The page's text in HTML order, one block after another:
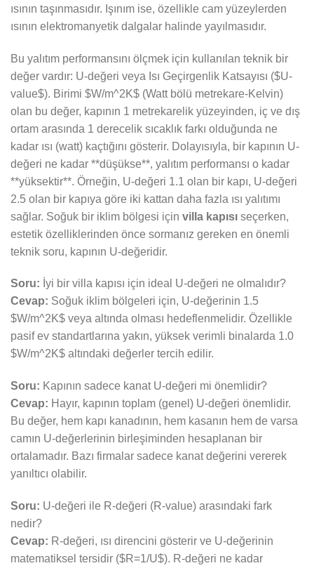
ısının taşınmasıdır. Işınım ise, özellikle cam yüzeylerden
ısının elektromanyetik dalgalar halinde yayılmasıdır.
Bu yalıtım performansını ölçmek için kullanılan teknik bir
değer vardır: U-değeri veya Isı Geçirgenlik Katsayısı ($U-
value$). Birimi $W/m^2K$ (Watt bölü metrekare-Kelvin)
olan bu değer, kapının 1 metrekarelik yüzeyinden, iç ve dış
ortam arasında 1 derecelik sıcaklık farkı olduğunda ne
kadar ısı (watt) kaçtığını gösterir. Dolayısıyla, bir kapının U-
değeri ne kadar **düşükse**, yalıtım performansı o kadar
**yüksektir**. Örneğin, U-değeri 1.1 olan bir kapı, U-değeri
2.5 olan bir kapıya göre iki kattan daha fazla ısı yalıtımı
sağlar. Soğuk bir iklim bölgesi için villa kapısı seçerken,
estetik özelliklerinden önce sormanız gereken en önemli
teknik soru, kapının U-değeridir.
Soru: İyi bir villa kapısı için ideal U-değeri ne olmalıdır?
Cevap: Soğuk iklim bölgeleri için, U-değerinin 1.5
$W/m^2K$ veya altında olması hedeflenmelidir. Özellikle
pasif ev standartlarına yakın, yüksek verimli binalarda 1.0
$W/m^2K$ altındaki değerler tercih edilir.
Soru: Kapının sadece kanat U-değeri mi önemlidir?
Cevap: Hayır, kapının toplam (genel) U-değeri önemlidir.
Bu değer, hem kapı kanadının, hem kasanın hem de varsa
camın U-değerlerinin birleşiminden hesaplanan bir
ortalamadır. Bazı firmalar sadece kanat değerini vererek
yanıltıcı olabilir.
Soru: U-değeri ile R-değeri (R-value) arasındaki fark
nedir?
Cevap: R-değeri, ısı direncini gösterir ve U-değerinin
matematiksel tersidir ($R=1/U$). R-değeri ne kadar